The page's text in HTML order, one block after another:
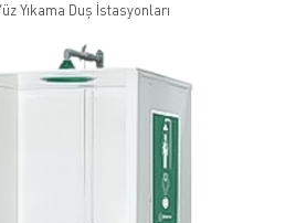
Yıkama Duş İstasyonları